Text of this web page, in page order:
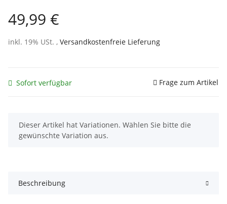
49,99 €
inkl. 19% USt. , Versandkostenfreie Lieferung
Sofort verfügbar Frage zum Artikel
x
Dieser Artikel hat Variationen. Wählen Sie bitte die
gewünschte Variation aus.
Beschreibung